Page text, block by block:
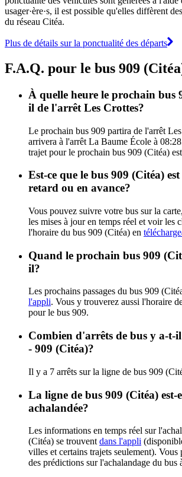
usager·ère·s, il est possible qu'elles diffèrent
du réseau Citéa.
Plus de détails sur la ponctualité des départs
F.A.Q. pour le bus 909
À quelle heure le prochain bus
il de l'arrêt Les Crottes?
Le prochain bus 909 partira de l'arrêt
arrivera à l'arrêt La Baume École à
trajet pour le prochain bus 909 (Citéa)
Est-ce que le bus 909 (Citéa)
retard ou en avance?
Vous pouvez suivre votre bus sur la
les mises à jour en temps réel et voir les
l'horaire du bus 909 (Citéa) en
Quand le prochain bus 909
il?
Les prochains passages du bus 909
l'appli. Vous y trouverez aussi l'horaire
pour le bus 909.
Combien d'arrêts de bus y a-t-
- 909 (Citéa)?
Il y a 7 arrêts sur la ligne de bus 909
La ligne de bus 909 (Citéa) est-
achalandée?
Les informations en temps réel sur
(Citéa) se trouvent dans l'appli
villes et certains trajets seulement).
des prédictions sur l'achalandage du bus